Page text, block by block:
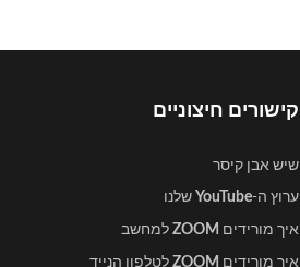
קישורים חיצוניים
שיש אבן קיסר
ערוץ ה-YouTubeשלנו
איך מורידים ZOOMלמחשב
איך מורידים ZOOM לטלפון הנייד